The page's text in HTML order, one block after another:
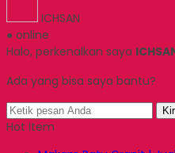
ICHSAN
● online
Halo, perkenalkan saya
Ada yang bisa saya bantu?
Hot Item